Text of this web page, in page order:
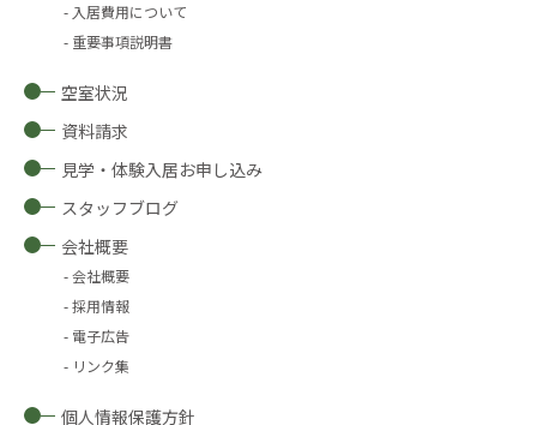
入居費用について
重要事項説明書
空室状況
資料請求
見学・体験入居お申し込み
スタッフブログ
会社概要
会社概要
採用情報
電子広告
リンク集
個人情報保護方針